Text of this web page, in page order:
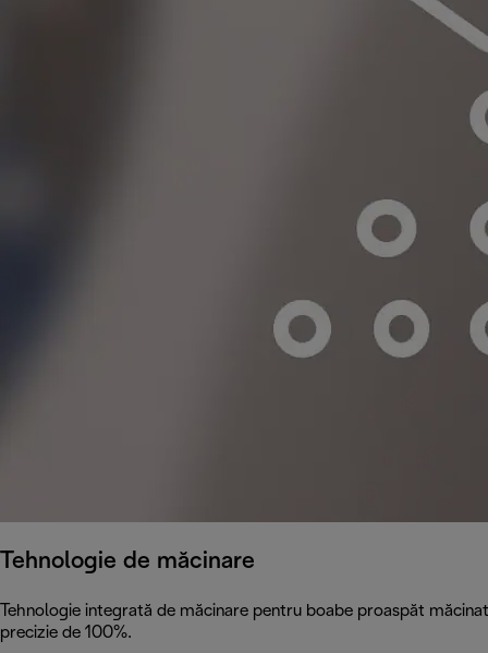
Tehnologie de măcinare
Tehnologie integrată de măcinare pentru boabe proaspăt
precizie de 100%.